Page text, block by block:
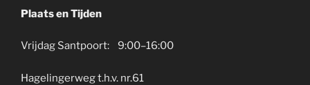
Plaats en Tijden
Vrijdag Santpoort: 9:00–16:00
Hagelingerweg t.h.v. nr.61